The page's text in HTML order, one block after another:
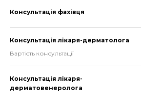
Консультація фахівця
Консультація лікаря-дерматолога
Вартість консультації
Консультація лікаря-
дерматовенеролога